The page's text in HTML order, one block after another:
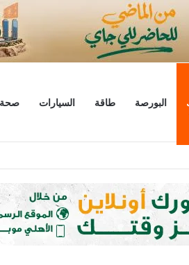
البورصة طاقة السيارات صحة